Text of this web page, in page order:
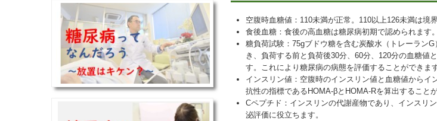
空腹時血糖値：110未満が正常。110以上126未満は境
食後血糖：食後の高血糖は糖尿病初期で認められます。
糖負荷試験：75gブドウ糖を含む炭酸水（トレーラン
き、負荷する前と負荷後30分、60分、120分の血糖値
す。これにより糖尿病の病態を評価することができます
インスリン値：空腹時のインスリン値と血糖値からイ
抗性の指標であるHOMA-βとHOMA-Rを算出することが
Cペプチド：インスリンの代謝産物であり、インスリ
泌評価に役立ちます。